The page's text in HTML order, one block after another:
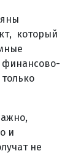
который
финансово-
и
не